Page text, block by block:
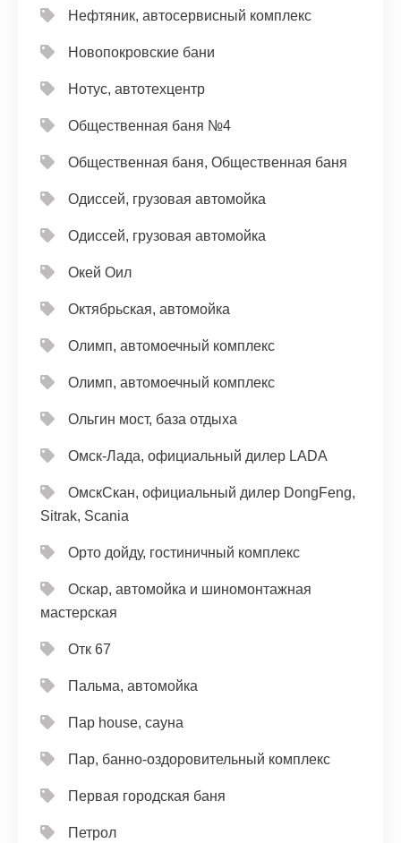
Нефтяник, автосервисный комплекс
Новопокровские бани
Нотус, автотехцентр
Общественная баня №4
Общественная баня, Общественная баня
Одиссей, грузовая автомойка
Одиссей, грузовая автомойка
Окей Оил
Октябрьская, автомойка
Олимп, автомоечный комплекс
Олимп, автомоечный комплекс
Ольгин мост, база отдыха
Омск-Лада, официальный дилер LADA
ОмскСкан, официальный дилер DongFeng,
Sitrak, Scania
Орто дойду, гостиничный комплекс
Оскар, автомойка и шиномонтажная
мастерская
Отк 67
Пальма, автомойка
Пар house, сауна
Пар, банно-оздоровительный комплекс
Первая городская баня
Петрол